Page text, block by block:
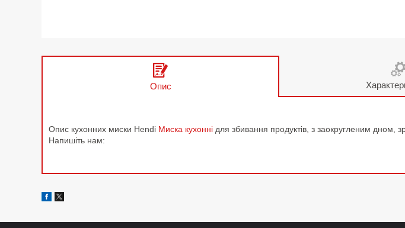
Опис
Опис кухонних миски Hendi Миска кухонні для збивання продуктів, з заокругленим дном,
Напишіть нам: